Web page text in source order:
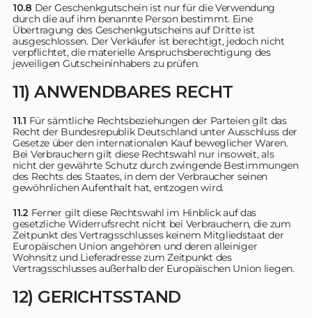
10.8 Der Geschenkgutschein ist nur für die Verwendung
durch die auf ihm benannte Person bestimmt. Eine
Übertragung des Geschenkgutscheins auf Dritte ist
ausgeschlossen. Der Verkäufer ist berechtigt, jedoch nicht
verpflichtet, die materielle Anspruchsberechtigung des
jeweiligen Gutscheininhabers zu prüfen.
11) ANWENDBARES RECHT
11.1 Für sämtliche Rechtsbeziehungen der Parteien gilt das
Recht der Bundesrepublik Deutschland unter Ausschluss der
Gesetze über den internationalen Kauf beweglicher Waren.
Bei Verbrauchern gilt diese Rechtswahl nur insoweit, als
nicht der gewährte Schutz durch zwingende Bestimmungen
des Rechts des Staates, in dem der Verbraucher seinen
gewöhnlichen Aufenthalt hat, entzogen wird.
11.2 Ferner gilt diese Rechtswahl im Hinblick auf das
gesetzliche Widerrufsrecht nicht bei Verbrauchern, die zum
Zeitpunkt des Vertragsschlusses keinem Mitgliedstaat der
Europäischen Union angehören und deren alleiniger
Wohnsitz und Lieferadresse zum Zeitpunkt des
Vertragsschlusses außerhalb der Europäischen Union liegen.
12) GERICHTSSTAND